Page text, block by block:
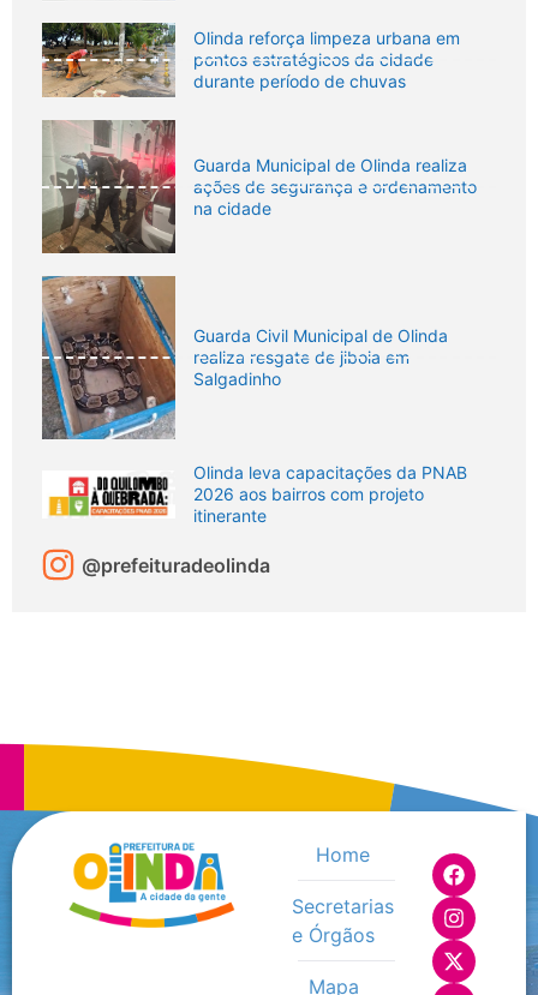
Olinda reforça limpeza urbana em
pontos estratégicos da cidade
durante período de chuvas
Guarda Municipal de Olinda realiza
ações de segurança e ordenamento
na cidade
Guarda Civil Municipal de Olinda
realiza resgate de jiboia em
Salgadinho
Olinda leva capacitações da PNAB
2026 aos bairros com projeto
itinerante
@prefeituradeolinda
Home
Secretarias
e Órgãos
Mapa